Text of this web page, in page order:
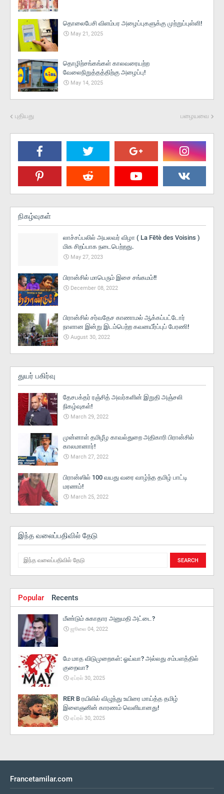
தொலைபேசி விளம்பர அழைப்புகளுக்கு முற்றுப்புள்ளி!
May 21, 2025
தொழிற்சங்கங்கள் காலவரையற்ற
வேலைநிறுத்தத்திற்கு அழைப்பு!
May 14, 2025
புதியது பழையவை
நிகழ்வுகள்
லாச்சப்பலில் அயலவர் விழா ( La Fētè des Voisins )
மிக சிறப்பாக நடைபெற்றது.
May 27, 2023
பிரான்சில் மாபெரும் இசை சங்கமம்!!
December 08, 2022
பிரான்சில் சர்வதேச காணாமல் ஆக்கப்பட்டோர்
நாளான இன்று இடம்பெற்ற கவனயீர்ப்புப் பேரணி!
August 30, 2022
துயர் பகிர்வு
தேசபக்தர் ரஞ்சித் அவர்களின் இறுதி அஞ்சலி
நிகழ்வுகள்!
March 29, 2022
முன்னாள் தமிழீழ காவல்துறை அதிகாரி பிரான்சில்
காலமானார்!
March 27, 2022
பிரான்ஸில் 100 வயது வரை வாழ்ந்த தமிழ் பாட்டி
மரணம்!
March 25, 2022
இந்த வலைப்பதிவில் தேடு
Popular Recents
மீண்டும் சுகாதார அனுமதி அட்டை?
ஜூலை 04, 2022
மே மாத விடுமுறைகள்: ஓய்வா? அல்லது சம்பளத்தில்
குறைவா?
ஏப்ரல் 30, 2025
RER B ரயிலில் விழுந்து உயிரை மாய்த்த தமிழ்
இளைஞனின் காரணம் வெளியானது!
ஏப்ரல் 30, 2025
Francetamilar.com